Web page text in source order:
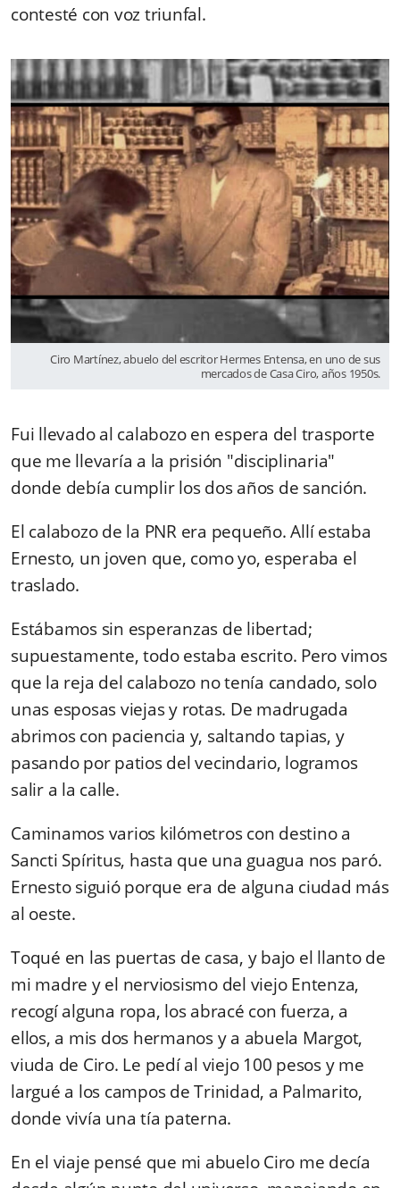
contesté con voz triunfal.
Ciro Martínez, abuelo del escritor Hermes Entensa, en uno de sus
mercados de Casa Ciro, años 1950s.
Fui llevado al calabozo en espera del trasporte
que me llevaría a la prisión "disciplinaria"
donde debía cumplir los dos años de sanción.
El calabozo de la PNR era pequeño. Allí estaba
Ernesto, un joven que, como yo, esperaba el
traslado.
Estábamos sin esperanzas de libertad;
supuestamente, todo estaba escrito. Pero vimos
que la reja del calabozo no tenía candado, solo
unas esposas viejas y rotas. De madrugada
abrimos con paciencia y, saltando tapias, y
pasando por patios del vecindario, logramos
salir a la calle.
Caminamos varios kilómetros con destino a
Sancti Spíritus, hasta que una guagua nos paró.
Ernesto siguió porque era de alguna ciudad más
al oeste.
Toqué en las puertas de casa, y bajo el llanto de
mi madre y el nerviosismo del viejo Entenza,
recogí alguna ropa, los abracé con fuerza, a
ellos, a mis dos hermanos y a abuela Margot,
viuda de Ciro. Le pedí al viejo 100 pesos y me
largué a los campos de Trinidad, a Palmarito,
donde vivía una tía paterna.
En el viaje pensé que mi abuelo Ciro me decía